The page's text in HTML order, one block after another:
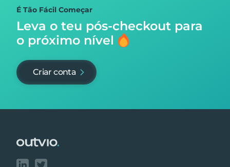
É Tão Fácil Começar
Leva o teu pós-checkout para
o próximo nível
Criar conta